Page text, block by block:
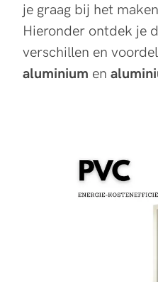
je graag bij het
Hieronder ontdek je
verschillen en
aluminium en